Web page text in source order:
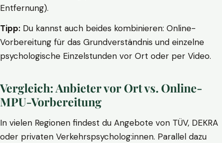
Entfernung).
Tipp: Du kannst auch beides kombinieren: Online-
Vorbereitung für das Grundverständnis und einzelne
psychologische Einzelstunden vor Ort oder per Video.
Vergleich: Anbieter vor Ort vs. Online-
MPU-Vorbereitung
In vielen Regionen findest du Angebote von TÜV, DEKRA
oder privaten Verkehrspsycholog:innen. Parallel dazu